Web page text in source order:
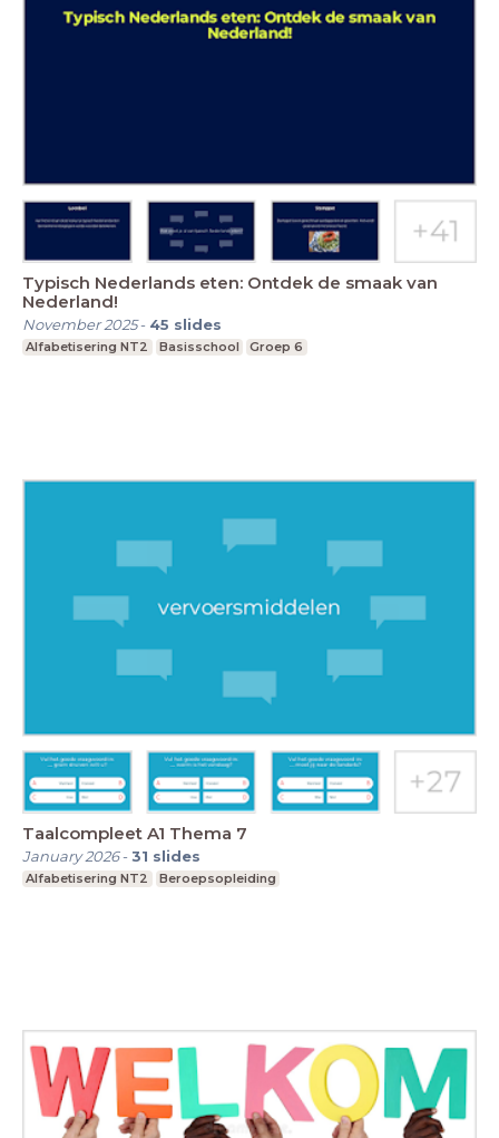
Typisch Nederlands eten: Ontdek de smaak van
Nederland!
November 2025- 45 slides
Alfabetisering NT2 Basisschool Groep 6
Taalcompleet A1 Thema 7
January 2026-31 slides
Alfabetisering NT2 Beroepsopleiding